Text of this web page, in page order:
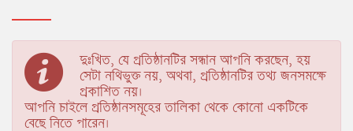
দুঃখিত, যে প্রতিষ্ঠানটির সন্ধান আপনি করছেন, হয়
সেটা নথিভুক্ত নয়, অথবা, প্রতিষ্ঠানটির তথ্য জনসমক্ষে
প্রকাশিত নয়।
আপনি চাইলে প্রতিষ্ঠানসমূহের তালিকা থেকে কোনো একটিকে
বেছে নিতে পারেন।